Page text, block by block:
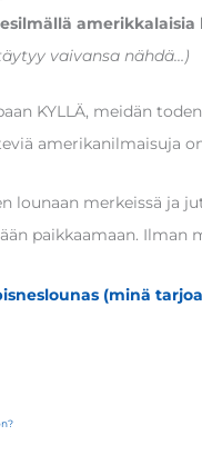
amerikkalaisia
vaivansa nähdä…)
KYLLÄ, meidän
amerikanilmaisuja
lounaan merkeissä ja
paikkaamaan. Ilman
(minä